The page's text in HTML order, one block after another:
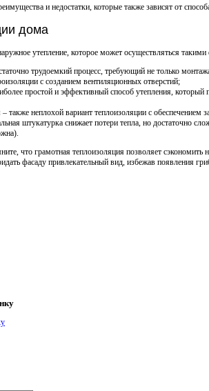
и недостатки, которые также зависят от
дома
утепление, которое может осуществляться такими
трудоемкий процесс, требующий не только
с созданием вентиляционных отверстий;
простой и эффективный способ утепления, который
– также неплохой вариант теплоизоляции с
штукатурка снижает потери тепла, но достаточно
что грамотная теплоизоляция позволяет сэкономить
фасаду привлекательный вид, избежав появления